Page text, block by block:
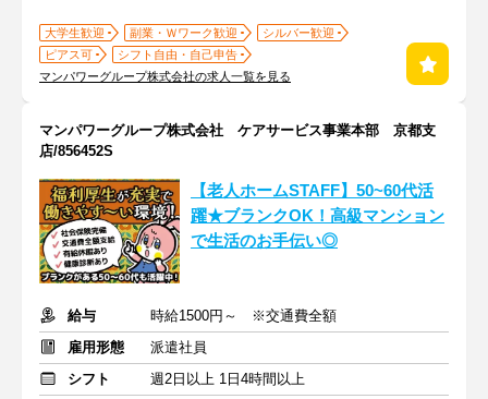
大学生歓迎 副業・Ｗワーク歓迎
シルバー歓迎
ピアス可
シフト自由・自己申告
マンパワーグループ株式会社の求人一覧を見る
マンパワーグループ株式会社 ケアサービス事業本部 京都支
店/856452S
【老人ホームSTAFF】50~60代活
躍★ブランクOK！高級マンション
で生活のお手伝い◎
給与
時給1500円～ ※交通費全額
雇用形態
派遣社員
シフト
週2日以上 1日4時間以上